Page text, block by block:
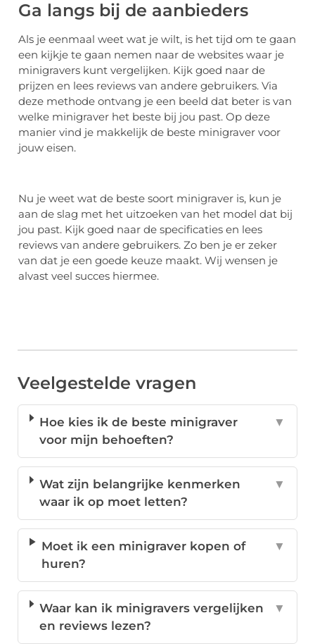
Ga langs bij de aanbieders
Als je eenmaal weet wat je wilt, is het tijd om te gaan
een kijkje te gaan nemen naar de websites waar je
minigravers kunt vergelijken. Kijk goed naar de
prijzen en lees reviews van andere gebruikers. Via
deze methode ontvang je een beeld dat beter is van
welke minigraver het beste bij jou past. Op deze
manier vind je makkelijk de beste minigraver voor
jouw eisen.
Nu je weet wat de beste soort minigraver is, kun je
aan de slag met het uitzoeken van het model dat bij
jou past. Kijk goed naar de specificaties en lees
reviews van andere gebruikers. Zo ben je er zeker
van dat je een goede keuze maakt. Wij wensen je
alvast veel succes hiermee.
Veelgestelde vragen
Hoe kies ik de beste minigraver
voor mijn behoeften?
▼
Wat zijn belangrijke kenmerken
waar ik op moet letten?
▼
Moet ik een minigraver kopen of
huren?
▼
Waar kan ik minigravers vergelijken
en reviews lezen?
▼